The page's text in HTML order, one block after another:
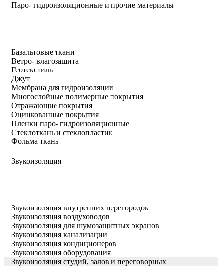
Паро- гидроизоляционные и прочие материалы
Базальтовые ткани
Ветро- влагозащита
Геотекстиль
Джут
Мембрана для гидроизоляции
Многослойные полимерные покрытия
Отражающие покрытия
Оцинкованные покрытия
Пленки паро- гидроизоляционные
Стеклоткань и стеклопластик
Фольма ткань
Звукоизоляция
Звукоизоляция внутренних перегородок
Звукоизоляция воздуховодов
Звукоизоляция для шумозащитных экранов
Звукоизоляция канализации
Звукоизоляция кондиционеров
Звукоизоляция оборудования
Звукоизоляция студий, залов и переговорных